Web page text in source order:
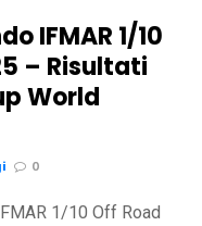
IFMAR 1/10
– Risultati
World
0
1/10 Off Road